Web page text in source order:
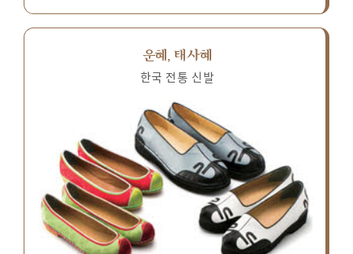
운혜, 태사혜
한국 전통 신발